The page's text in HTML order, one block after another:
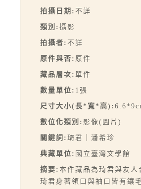
拍攝日期: 不詳
類別: 攝影
拍攝者: 不詳
原件與否: 原件
藏品層次: 單件
數量單位: 1張
尺寸大小(長*寬*高):
數位化類別: 影像(圖片)
關鍵詞: 琦君｜潘希珍
典藏單位: 國立臺灣文學館
摘要: 本件藏品為琦君與友人
琦君身著領口與袖口皆有鑲